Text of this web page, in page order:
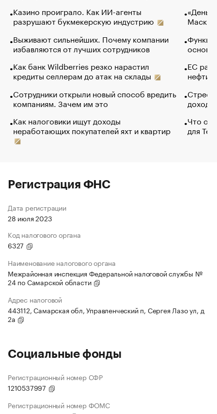
Казино проиграло. Как ИИ-агенты
разрушают букмекерскую индустрию
Выживают сильнейших. Почему компании
избавляются от лучших сотрудников
Как банк Wildberries резко нарастил
кредиты селлерам до атак на склады
Сотрудники открыли новый способ вредить
компаниям. Зачем им это
Как налоговики ищут доходы
неработающих покупателей яхт и квартир
Маск в
основ
ЕС
нефти
Что
для
Регистрация ФНС
Дата регистрации
28 июля 2023
Код налогового органа
6327
Наименование налогового органа
Межрайонная инспекция Федеральной налоговой службы №
24 по Самарской области
Адрес налоговой
443112, Самарская обл, Управленческий п, Сергея Лазо ул, д
2а
Социальные фонды
Регистрационный номер СФР
1210537997
Регистрационный номер ФОМС